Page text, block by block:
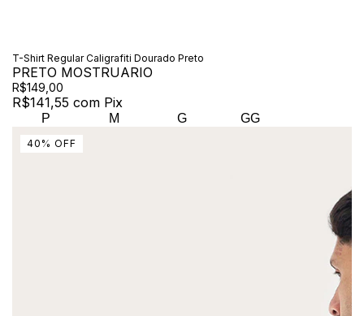
T-Shirt Regular Caligrafiti Dourado Preto
PRETO MOSTRUARIO
R$149,00
R$141,55 com Pix
P M G GG
40 % OFF